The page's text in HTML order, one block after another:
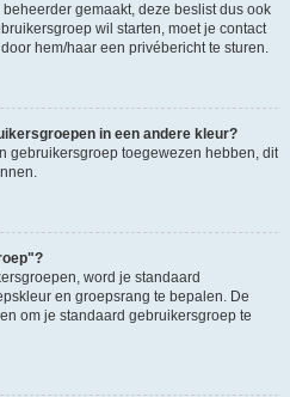
gemaakt, deze beslist dus ook
wil starten, moet je contact
hem/haar een privébericht te sturen.
in een andere kleur?
gebruikersgroep toegewezen hebben, dit
word je standaard
en groepsrang te bepalen. De
om je standaard gebruikersgroep te